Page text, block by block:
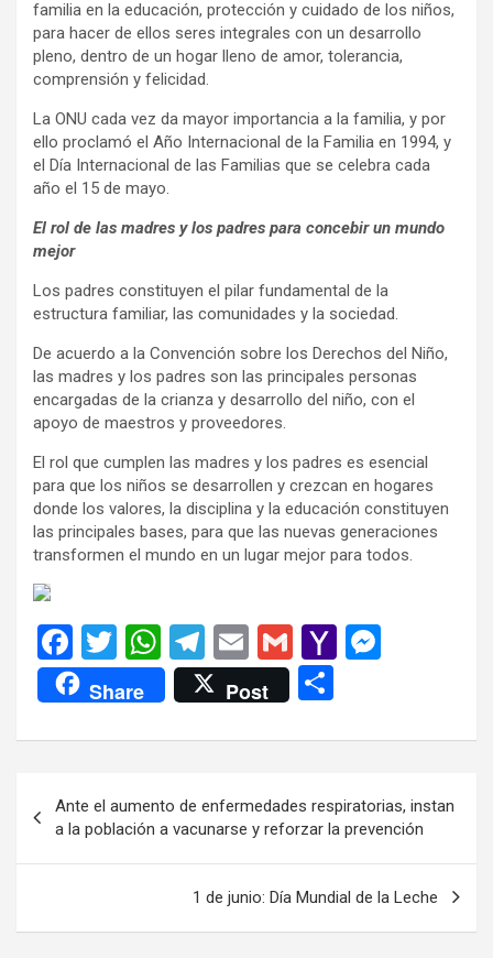
familia en la educación, protección y cuidado de los niños,
para hacer de ellos seres integrales con un desarrollo
pleno, dentro de un hogar lleno de amor, tolerancia,
comprensión y felicidad.
La ONU cada vez da mayor importancia a la familia, y por
ello proclamó el Año Internacional de la Familia en 1994, y
el Día Internacional de las Familias que se celebra cada
año el 15 de mayo.
El rol de las madres y los padres para concebir un mundo
mejor
Los padres constituyen el pilar fundamental de la
estructura familiar, las comunidades y la sociedad.
De acuerdo a la Convención sobre los Derechos del Niño,
las madres y los padres son las principales personas
encargadas de la crianza y desarrollo del niño, con el
apoyo de maestros y proveedores.
El rol que cumplen las madres y los padres es esencial
para que los niños se desarrollen y crezcan en hogares
donde los valores, la disciplina y la educación constituyen
las principales bases, para que las nuevas generaciones
transformen el mundo en un lugar mejor para todos.
F
a
ce
b
o
k
T
wi
tt
er
W
h
at
s
p
p
T
el
e
gr
m
E
m
ail
G
m
ail
Y
o
M
ail
n
er
Share Post
m
p
ar
tir
de
entradas
Ante el aumento de enfermedades respiratorias, instan
a la población a vacunarse y reforzar la prevención
1 de junio: Día Mundial de la Leche